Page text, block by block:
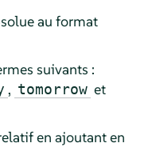
au format
suivants :
, tomorrow et
en ajoutant en